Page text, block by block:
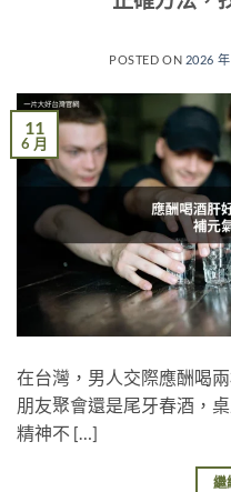
POSTED ON 2026
11
6 月
在台灣，男人交際應酬喝
朋友聚會還是尾牙春酒，
精神不 […]
繼